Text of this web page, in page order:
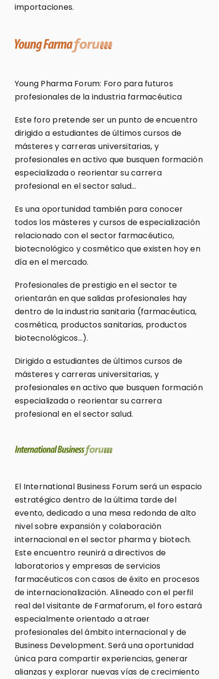
importaciones.
Young Pharma Forum: Foro para futuros
profesionales de la industria farmacéutica
Este foro pretende ser un punto de encuentro
dirigido a estudiantes de últimos cursos de
másteres y carreras universitarias, y
profesionales en activo que busquen formación
especializada o reorientar su carrera
profesional en el sector salud…
Es una oportunidad también para conocer
todos los másteres y cursos de especialización
relacionado con el sector farmacéutico,
biotecnológico y cosmético que existen hoy en
día en el mercado.
Profesionales de prestigio en el sector te
orientarán en que salidas profesionales hay
dentro de la industria sanitaria (farmacéutica,
cosmética, productos sanitarias, productos
biotecnológicos…).
Dirigido a estudiantes de últimos cursos de
másteres y carreras universitarias, y
profesionales en activo que busquen formación
especializada o reorientar su carrera
profesional en el sector salud.
El International Business Forum será un espacio
estratégico dentro de la última tarde del
evento, dedicado a una mesa redonda de alto
nivel sobre expansión y colaboración
internacional en el sector pharma y biotech.
Este encuentro reunirá a directivos de
laboratorios y empresas de servicios
farmacéuticos con casos de éxito en procesos
de internacionalización. Alineado con el perfil
real del visitante de Farmaforum, el foro estará
especialmente orientado a atraer
profesionales del ámbito internacional y de
Business Development. Será una oportunidad
única para compartir experiencias, generar
alianzas y explorar nuevas vías de crecimiento